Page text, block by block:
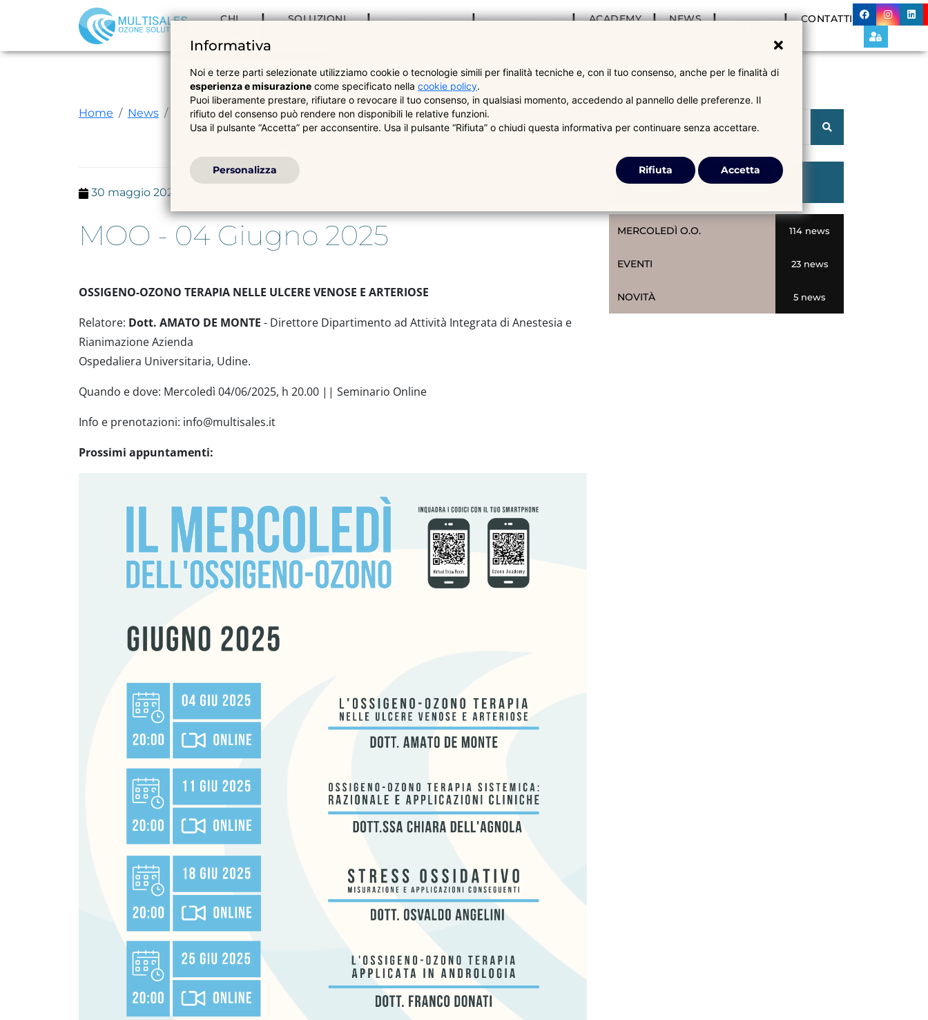
CHI
SOLUZIONI
ACADEMY NEWS CONTATTI
Home News Mercoledì dell'Ossigeno-Ozono MOO - 04 Giugno 2025
30 maggio 2025
MOO - 04 Giugno 2025
OSSIGENO-OZONO TERAPIA NELLE ULCERE VENOSE E ARTERIOSE
Relatore: Dott. AMATO DE MONTE - Direttore Dipartimento ad Attività Integrata di Anestesia e
Rianimazione Azienda
Ospedaliera Universitaria, Udine.
Quando e dove: Mercoledì 04/06/2025, h 20.00 || Seminario Online
Info e prenotazioni: info@multisales.it
Prossimi appuntamenti:
CATEGORIE
MERCOLEDÌ O.O. 114 news
EVENTI 23 news
NOVITÀ 5 news
Informativa
Noi e terze parti selezionate utilizziamo cookie o tecnologie simili per finalità tecniche e, con il tuo consenso, anche per le finalità di
esperienza e misurazione come specificato nella cookie policy.
Puoi liberamente prestare, rifiutare o revocare il tuo consenso, in qualsiasi momento, accedendo al pannello delle preferenze. Il
rifiuto del consenso può rendere non disponibili le relative funzioni.
Usa il pulsante “Accetta” per acconsentire. Usa il pulsante “Rifiuta” o chiudi questa informativa per continuare senza accettare.
Personalizza Rifiuta Accetta